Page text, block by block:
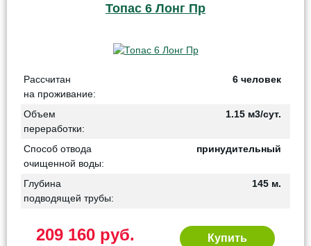
Топас 6 Лонг Пр
Рассчитан
на проживание:
6 человек
Объем
переработки:
1.15 м3/сут.
Способ отвода
очищенной воды:
принудительный
Глубина
подводящей трубы:
145 м.
209 160 руб. Купить